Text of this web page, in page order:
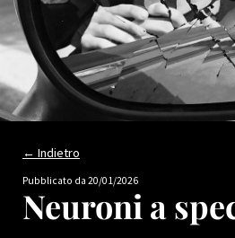
← Indietro
Pubblicato da 20/01/2026
Neuroni a